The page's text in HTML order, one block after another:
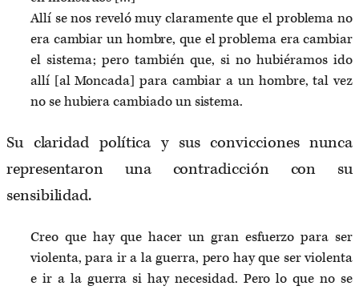
Allí se nos reveló muy claramente que el problema no
era cambiar un hombre, que el problema era cambiar
el sistema; pero también que, si no hubiéramos ido
allí [al Moncada] para cambiar a un hombre, tal vez
no se hubiera cambiado un sistema.
Su claridad política y sus convicciones nunca
representaron una contradicción con su
sensibilidad.
Creo que hay que hacer un gran esfuerzo para ser
violenta, para ir a la guerra, pero hay que ser violenta
e ir a la guerra si hay necesidad. Pero lo que no se